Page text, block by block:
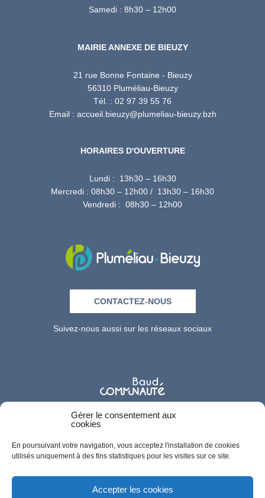
Gérer le consentement aux
cookies
En poursuivant votre navigation, vous acceptez l'installation de cookies
utilisés uniquement à des fins statistiques pour les visites sur ce site.
Accepter les cookies
Samedi : 8h30 – 12h00
MAIRIE ANNEXE DE BIEUZY
21 rue Bonne Fontaine - Bieuzy
56310 Pluméliau-Bieuzy
Tél. : 02 97 39 55 76
Email : accueil.bieuzy@plumeliau-bieuzy.bzh
HORAIRES D'OUVERTURE
Lundi : 13h30 – 16h30
Mercredi : 08h30 – 12h00 / 13h30 – 16h30
Vendredi : 08h30 – 12h00
CONTACTEZ-NOUS
Suivez-nous aussi sur les réseaux sociaux